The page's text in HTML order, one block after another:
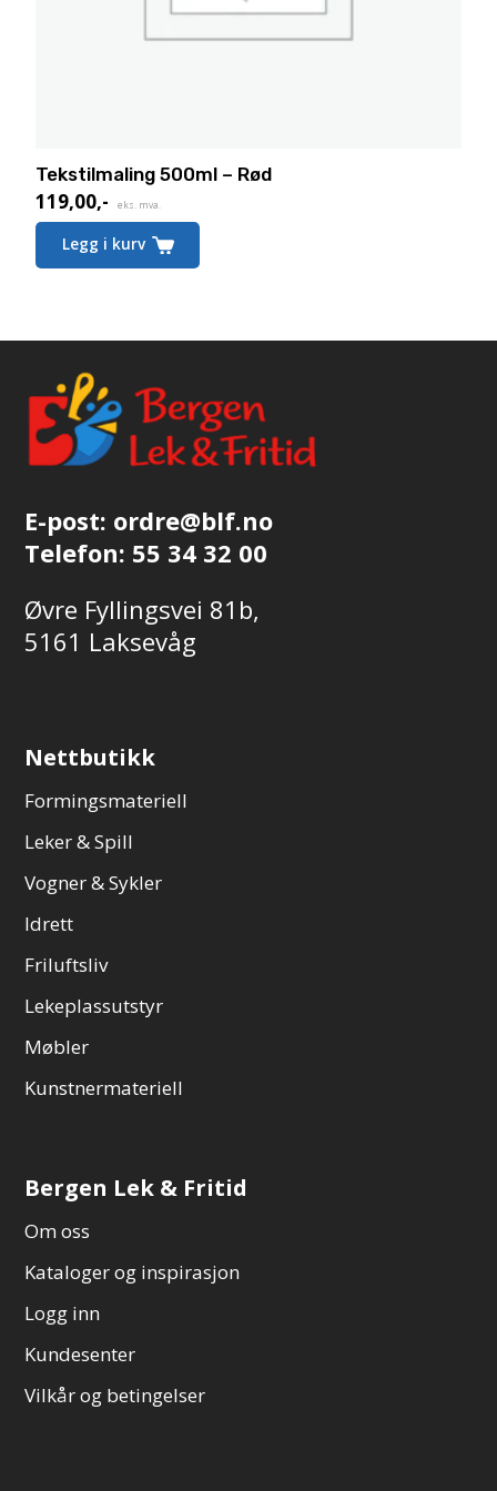
Tekstilmaling 500ml – Rød
119,00,- eks. mva.
Legg i kurv
E-post: ordre@blf.no
Telefon: 55 34 32 00
Øvre Fyllingsvei 81b,
5161 Laksevåg
Nettbutikk
Formingsmateriell
Leker & Spill
Vogner & Sykler
Idrett
Friluftsliv
Lekeplassutstyr
Møbler
Kunstnermateriell
Bergen Lek & Fritid
Om oss
Kataloger og inspirasjon
Logg inn
Kundesenter
Vilkår og betingelser